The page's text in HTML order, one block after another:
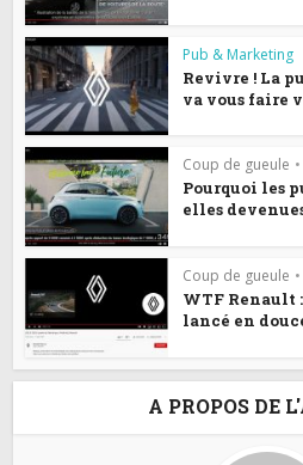
Pub & Marketing
Revivre ! La
va vous faire
Coup de gueule •
Pourquoi les
elles
Coup de gueule •
WTF Renault
lancé en
A PROPOS DE